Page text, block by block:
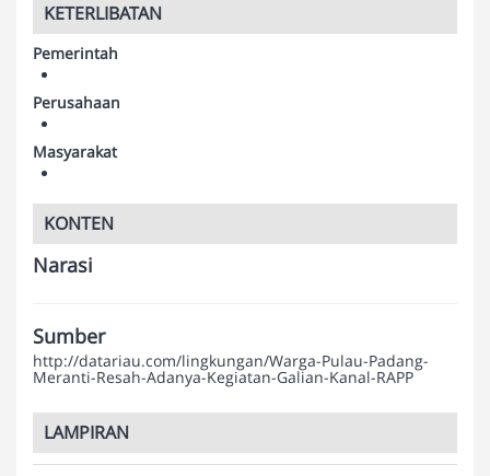
KETERLIBATAN
Pemerintah
Perusahaan
Masyarakat
KONTEN
Narasi
Sumber
http://datariau.com/lingkungan/Warga-Pulau-Padang-
Meranti-Resah-Adanya-Kegiatan-Galian-Kanal-RAPP
LAMPIRAN